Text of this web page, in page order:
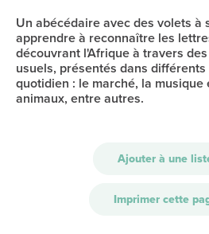
Un abécédaire avec des volets à
apprendre à reconnaître les
découvrant l'Afrique à travers
usuels, présentés dans
quotidien : le marché, la musique
animaux, entre autres.
Ajouter à une
Imprimer cette